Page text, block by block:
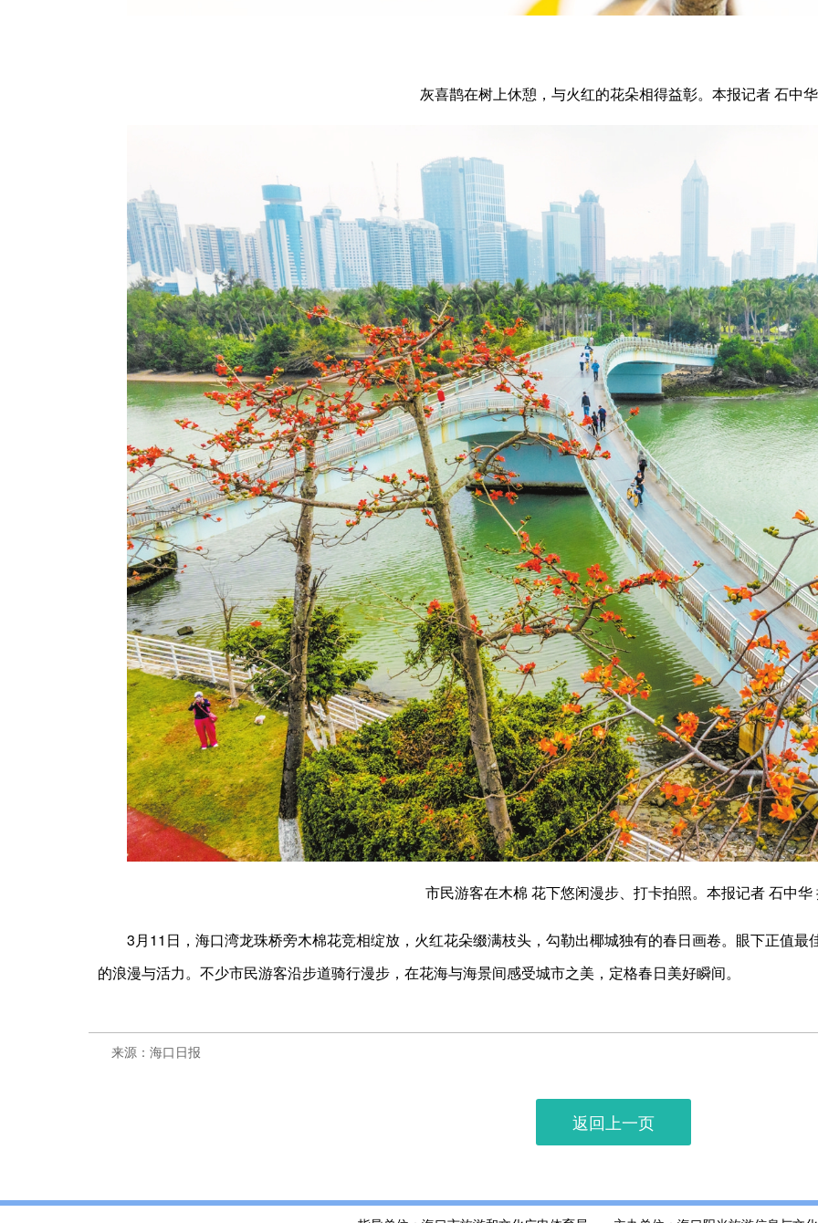
灰喜鹊在树上休憩，与火红的花朵相得益彰。本报记者 石中
市民游客在木棉 花下悠闲漫步、打卡拍照。本报记者 石中华
3月11日，海口湾龙珠桥旁木棉花竞相绽放，火红花朵缀满枝头，勾勒出椰城独有的春日画卷。眼下正值
的浪漫与活力。不少市民游客沿步道骑行漫步，在花海与海景间感受城市之美，定格春日美好瞬间。
来源：海口日报
返回上一页